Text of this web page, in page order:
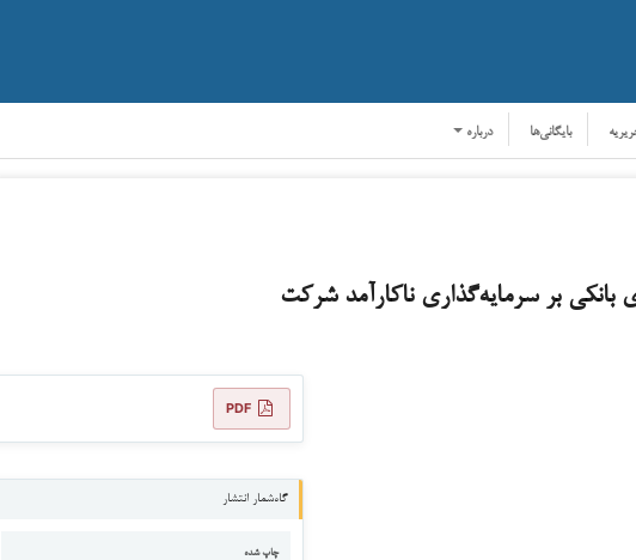
بایگانی‌ها درباره
بر سرمایه‌گذاری ناکارآمد شرکت
PDF
گاه‌شمار انتشار
چاپ شده